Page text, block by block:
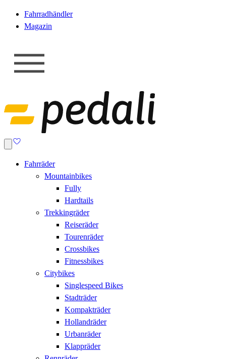
Fahrradhändler
Magazin
Fahrräder
Mountainbikes
Fully
Hardtails
Trekkingräder
Reiseräder
Tourenräder
Crossbikes
Fitnessbikes
Citybikes
Singlespeed Bikes
Stadträder
Kompakträder
Hollandräder
Urbanräder
Klappräder